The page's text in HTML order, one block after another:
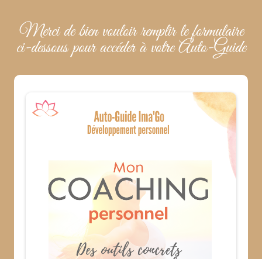
Merci de bien vouloir remplir le formulaire
ci-dessous pour accéder à votre Auto-Guide